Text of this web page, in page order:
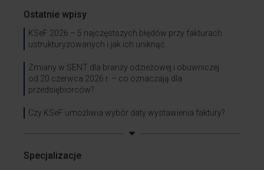
Ostatnie wpisy
KSeF 2026 – 5 najczęstszych błędów przy fakturach
ustrukturyzowanych i jak ich uniknąć
Zmiany w SENT dla branży odzieżowej i obuwniczej
od 20 czerwca 2026 r. – co oznaczają dla
przedsiębiorców?
Czy KSeF umożliwia wybór daty wystawienia faktury?
Specjalizacje